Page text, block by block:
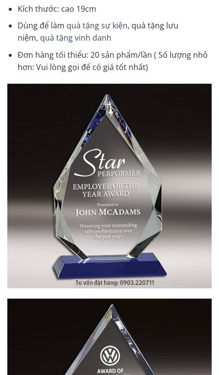
Kích thước: cao 19cm
Dùng để làm quà tặng sự kiện, quà tặng lưu
niệm, quà tặng vinh danh
Đơn hàng tối thiểu: 20 sản phẩm/lần ( Số lượng nhỏ
hơn: Vui lòng gọi để có giá tốt nhất)